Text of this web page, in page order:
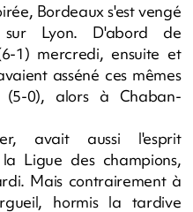
Bordeaux s'est vengé
Lyon. D'abord de
1) mercredi, ensuite et
asséné ces mêmes
(5-0), alors à Chaban-
avait aussi l'esprit
Ligue des champions,
Mais contrairement à
hormis la tardive